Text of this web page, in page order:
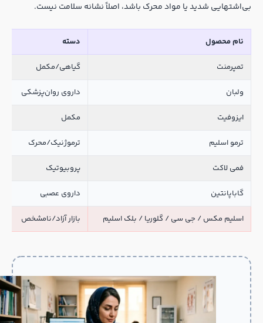
بی‌اشتهایی شدید یا مواد محرک باشد، اصلاً نشانه سلامت نیست.
نام محصول دسته
تمپرمنت گیاهی/مکمل
ولبان داروی روان‌پزشکی
ایزوفیت مکمل
ترمو اسلیم ترموژنیک/محرک
فمی لاکت پروبیوتیک
گاباپانتین داروی عصبی
اسلیم مکس / جی سی / گلوریا / بلک اسلیم بازار آزاد/نامشخص